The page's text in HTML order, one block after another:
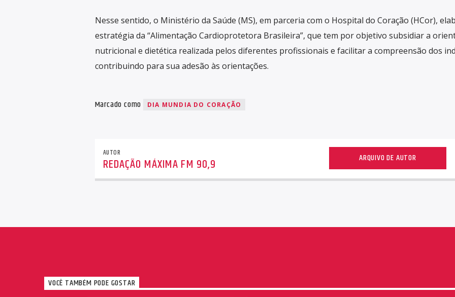
Nesse sentido, o Ministério da Saúde (MS), em parceria com o Hospital do Coração (HCor),
estratégia da “Alimentação Cardioprotetora Brasileira”, que tem por objetivo subsidiar a
nutricional e dietética realizada pelos diferentes profissionais e facilitar a compreensão dos
contribuindo para sua adesão às orientações.
Marcado como DIA MUNDIA DO CORAÇÃO
AUTOR
REDAÇÃO MÁXIMA FM 90,9 ARQUIVO DE AUTOR
VOCÊ TAMBÉM PODE GOSTAR